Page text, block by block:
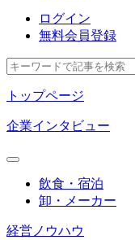
ログイン
無料会員登録
トップページ
企業インタビュー
飲食・宿泊
卸・メーカー
経営ノウハウ